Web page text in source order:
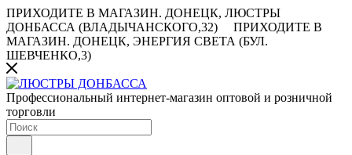
ПРИХОДИТЕ В МАГАЗИН. ДОНЕЦК, ЛЮСТРЫ
ДОНБАССА (ВЛАДЫЧАНСКОГО,32)
ПРИХОДИТЕ В
МАГАЗИН. ДОНЕЦК, ЭНЕРГИЯ СВЕТА (БУЛ.
ШЕВЧЕНКО,3)
Профессиональный интернет-магазин оптовой и розничной
торговли